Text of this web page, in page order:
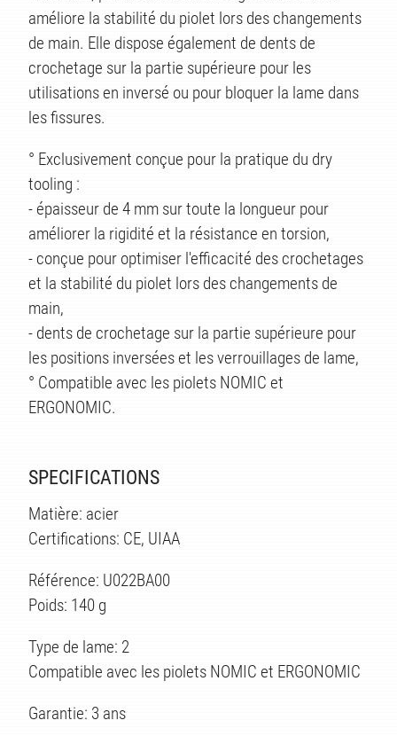
améliore la stabilité du piolet lors des changements
de main. Elle dispose également de dents de
crochetage sur la partie supérieure pour les
utilisations en inversé ou pour bloquer la lame dans
les fissures.
° Exclusivement conçue pour la pratique du dry
tooling :
- épaisseur de 4 mm sur toute la longueur pour
améliorer la rigidité et la résistance en torsion,
- conçue pour optimiser l'efficacité des crochetages
et la stabilité du piolet lors des changements de
main,
- dents de crochetage sur la partie supérieure pour
les positions inversées et les verrouillages de lame,
° Compatible avec les piolets NOMIC et
ERGONOMIC.
SPECIFICATIONS
Matière: acier
Certifications: CE, UIAA
Référence: U022BA00
Poids: 140 g
Type de lame: 2
Compatible avec les piolets NOMIC et ERGONOMIC
Garantie: 3 ans